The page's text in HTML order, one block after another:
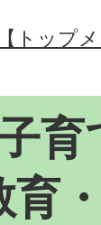
【トップ
育